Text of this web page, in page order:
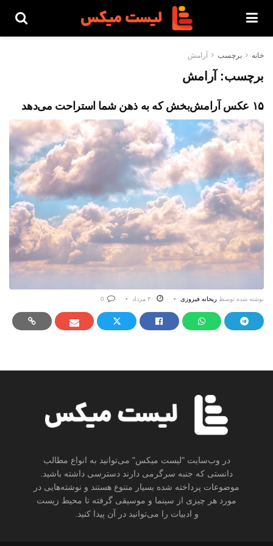
خانه برچسب آرامش
برچسب: آرامش
۱۵ عکس آرامش‌بخش که به ذهن شما استراحت می‌دهد
نوشته شده توسط ریحانه فیروزی
در وب‌سایت "لیست میکس" می‌توانید به انواع مطالب
دانستی که جنبه سرگرمی دارند دسترسی داشته باشید.
موضوعات پرداخته شده بسیار متنوع هستند و نوشته‌هایی در
مورد هر چیزی از سینما و موسیقی گرفته تا محیط زیست
و ادبیات را می‌توانید در آن پیدا کنید.